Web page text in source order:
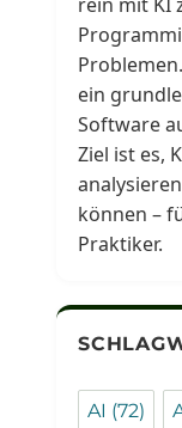
ein
Software
Ziel ist es,
können –
Praktiker.
AI (72)